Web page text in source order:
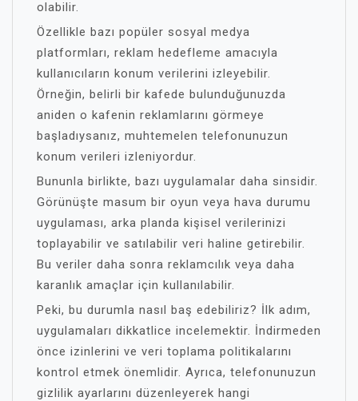
olabilir.
Özellikle bazı popüler sosyal medya
platformları, reklam hedefleme amacıyla
kullanıcıların konum verilerini izleyebilir.
Örneğin, belirli bir kafede bulunduğunuzda
aniden o kafenin reklamlarını görmeye
başladıysanız, muhtemelen telefonunuzun
konum verileri izleniyordur.
Bununla birlikte, bazı uygulamalar daha sinsidir.
Görünüşte masum bir oyun veya hava durumu
uygulaması, arka planda kişisel verilerinizi
toplayabilir ve satılabilir veri haline getirebilir.
Bu veriler daha sonra reklamcılık veya daha
karanlık amaçlar için kullanılabilir.
Peki, bu durumla nasıl baş edebiliriz? İlk adım,
uygulamaları dikkatlice incelemektir. İndirmeden
önce izinlerini ve veri toplama politikalarını
kontrol etmek önemlidir. Ayrıca, telefonunuzun
gizlilik ayarlarını düzenleyerek hangi